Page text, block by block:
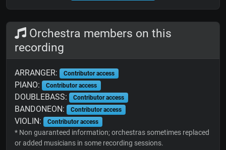
Orchestra members on this
recording
ARRANGER: Contributor access
PIANO: Contributor access
DOUBLEBASS: Contributor access
BANDONEON: Contributor access
VIOLIN: Contributor access
* Non guaranteed information; orchestras sometimes replaced
or added musicians in some recording sessions.